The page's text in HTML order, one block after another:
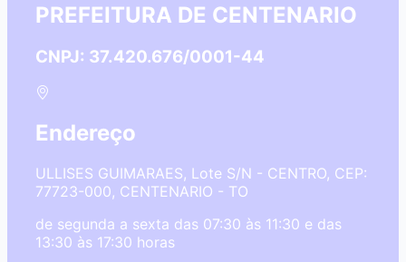
PREFEITURA DE CENTENARIO
CNPJ: 37.420.676/0001-44
Endereço
ULLISES GUIMARAES, Lote S/N - CENTRO, CEP:
77723-000, CENTENARIO - TO
de segunda a sexta das 07:30 às 11:30 e das
13:30 às 17:30 horas